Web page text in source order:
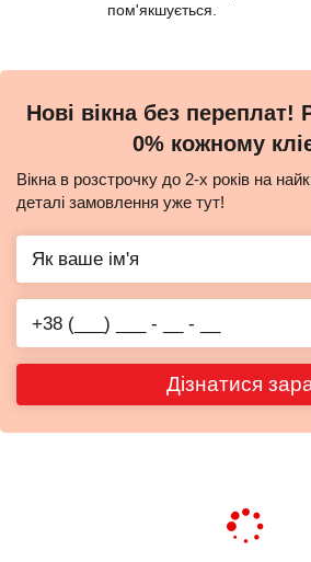
пом'якшується.
Нові вікна без переплат!
0% кожному
Вікна в розстрочку до 2-х років на
деталі замовлення уже тут!
Дізнатися